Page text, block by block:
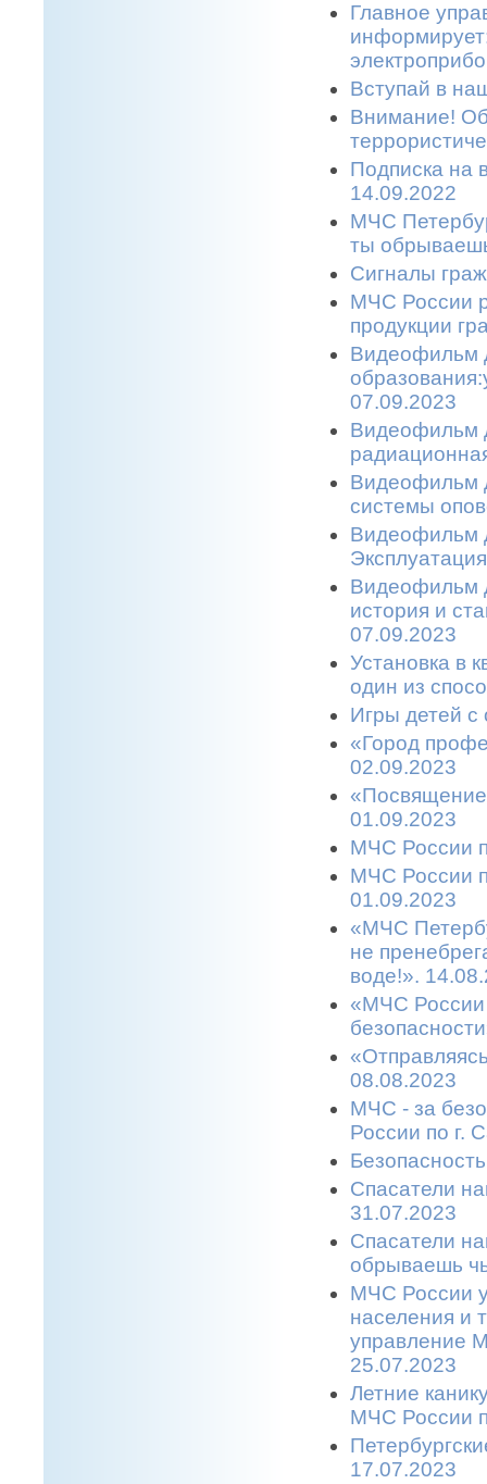
Главное
Вступай в
Внимание!
Подписка на
14.09.2022
МЧС
ты
Сигналы
МЧС России
продукции
Видеофильм
07.09.2023
Видеофильм
Видеофильм
системы
Видеофильм
Видеофильм
история и
07.09.2023
Установка в
один из
Игры детей с
«Город
02.09.2023
01.09.2023
МЧС России
МЧС России
01.09.2023
«МЧС
не
воде!».
«МЧС России
08.08.2023
МЧС - за
России по г.
Спасатели
31.07.2023
Спасатели
обрываешь
МЧС России
населения и
управление
25.07.2023
Летние
МЧС России
17.07.2023